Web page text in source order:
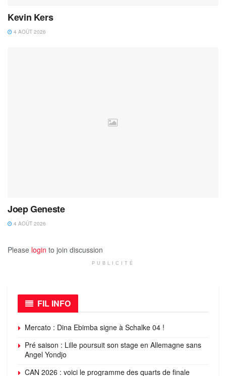
Kevin Kers
4 AOÛT 2026
Joep Geneste
4 AOÛT 2026
Please login to join discussion
PUBLICITÉ
FIL INFO
Mercato : Dina Ebimba signe à Schalke 04 !
Pré saison : Lille poursuit son stage en Allemagne sans
Angel Yondjo
CAN 2026 : voici le programme des quarts de finale